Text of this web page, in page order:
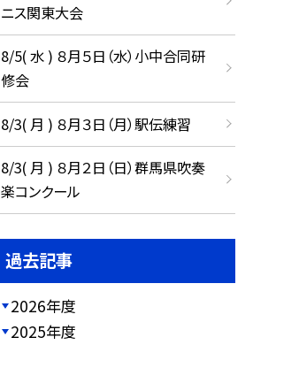
ニス関東大会
8/5( 水 ) ８月５日（水）小中合同研
修会
8/3( 月 ) ８月３日（月）駅伝練習
8/3( 月 ) ８月２日（日）群馬県吹奏
楽コンクール
過去記事
2026年度
2025年度